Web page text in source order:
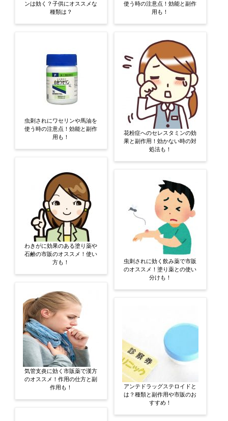
ンは効く？子供にオススメな
種類は？
虫刺されにワセリンや馬油を
使う時の注意点！効能と副作
用も！
わきがに効果のある塗り薬や
石鹸の市販のオススメ！使い
方も！
気管支炎に効く市販薬で漢方
のオススメ！作用の仕方と副
作用も！
使う時の注意点！効能と副作
用も！
花粉症へのセレスタミンの効
果と副作用！効かない時の対
処法も！
虫刺されに効く飲み薬で市販
のオススメ！塗り薬との使い
分けも！
アンテドラッグステロイドと
は？種類と副作用や市販のお
すすめ！